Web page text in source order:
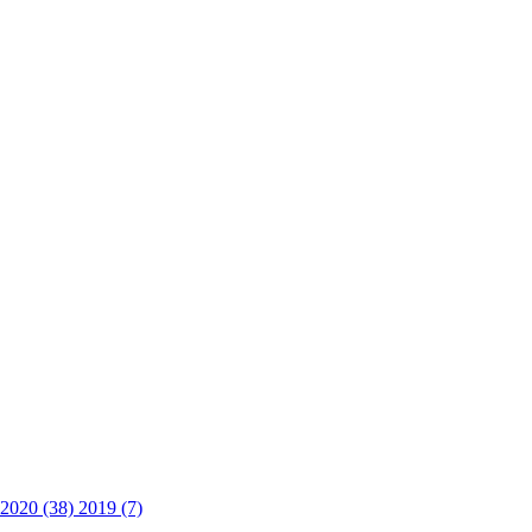
2020 (38) 2019 (7)